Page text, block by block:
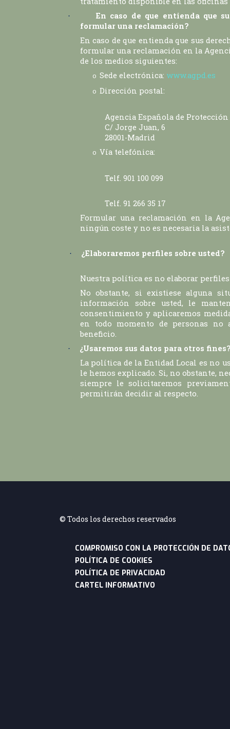
·
En caso de que entienda que
formular una reclamación?
En caso de que entienda que sus
formular una reclamación en la
de los medios siguientes:
o Sede electrónica: www.agpd.es
o Dirección postal:
Agencia Española de Protección
C/ Jorge Juan, 6
28001-Madrid
o Vía telefónica:
Telf. 901 100 099
Telf. 91 266 35 17
Formular una reclamación en la
ningún coste y no es necesaria la
· ¿Elaboraremos perfiles sobre usted?
Nuestra política es no elaborar
No obstante, si existiese alguna
información sobre usted, le
consentimiento y aplicaremos
en todo momento de personas no
beneficio.
·
¿Usaremos sus datos para otros
La política de la Entidad Local es no
le hemos explicado. Si, no obstante,
siempre le solicitaremos
permitirán decidir al respecto.
© Todos los derechos reservados
COMPROMISO CON LA PROTECCIÓN DE
POLÍTICA DE COOKIES
POLÍTICA DE PRIVACIDAD
CARTEL INFORMATIVO